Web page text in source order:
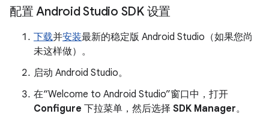
配置 Android Studio SDK 设置
下载并安装最新的稳定版 Android Studio（如果您尚
未这样做）。
启动 Android Studio。
在“Welcome to Android Studio”窗口中，打开
Configure 下拉菜单，然后选择 SDK Manager。